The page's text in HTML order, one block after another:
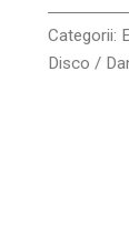
Categorii:
Disco /